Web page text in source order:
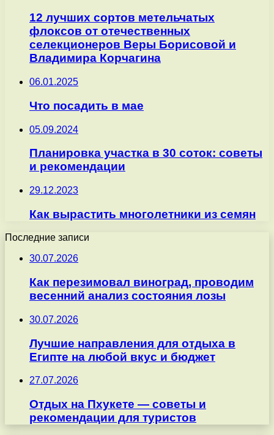
12 лучших сортов метельчатых
флоксов от отечественных
селекционеров Веры Борисовой и
Владимира Корчагина
06.01.2025
Что посадить в мае
05.09.2024
Планировка участка в 30 соток: советы
и рекомендации
29.12.2023
Как вырастить многолетники из семян
Последние записи
30.07.2026
Как перезимовал виноград, проводим
весенний анализ состояния лозы
30.07.2026
Лучшие направления для отдыха в
Египте на любой вкус и бюджет
27.07.2026
Отдых на Пхукете — советы и
рекомендации для туристов